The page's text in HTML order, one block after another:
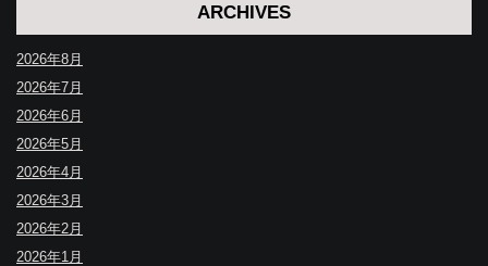
ARCHIVES
2026年8月
2026年7月
2026年6月
2026年5月
2026年4月
2026年3月
2026年2月
2026年1月